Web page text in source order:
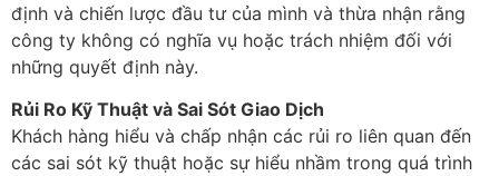
định và chiến lược đầu tư của mình và thừa nhận rằng
công ty không có nghĩa vụ hoặc trách nhiệm đối với
những quyết định này.
Rủi Ro Kỹ Thuật và Sai Sót Giao Dịch
Khách hàng hiểu và chấp nhận các rủi ro liên quan đến
các sai sót kỹ thuật hoặc sự hiểu nhầm trong quá trình